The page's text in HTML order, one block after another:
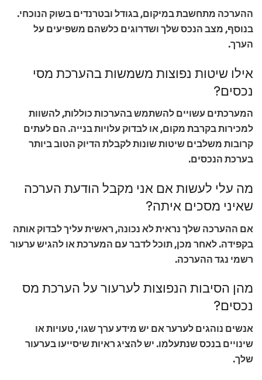
ההערכה מתחשבת במיקום, בגודל ובטרנדים בשוק הנוכחי.
בנוסף, מצב הנכס שלך ושדרוגים כלשהם משפיעים על
הערך.
אילו שיטות נפוצות משמשות בהערכת מסי
נכסים?
המערכתים עשויים להשתמש בהערכות כוללות, להשוות
למכירות בקרבת מקום, או לבדוק עלויות בנייה. הם לעתים
קרובות משלבים שיטות שונות לקבלת הדיוק הטוב ביותר
בערכת הנכסים.
מה עלי לעשות אם אני מקבל הודעת הערכה
שאיני מסכים איתה?
אם ההערכה שלך נראית לא נכונה, ראשית עליך לבדוק אותה
בקפידה. לאחר מכן, תוכל לדבר עם המערכת או להגיש ערעור
רשמי נגד ההערכה.
מהן הסיבות הנפוצות לערעור על הערכת מס
נכסים?
אנשים נוהגים לערער אם יש מידע ערך שגוי, טעויות או
שינויים בנכס שנתעלמו. יש להציג ראיות שיסייעו בערעור
שלך.